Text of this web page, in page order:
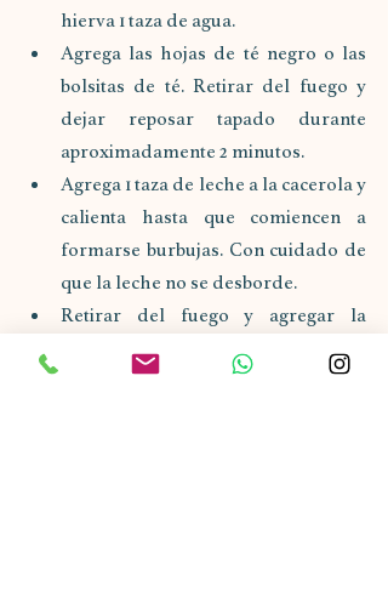
hierva 1 taza de agua.
Agrega las hojas de té negro o las
bolsitas de té. Retirar del fuego y
dejar reposar tapado durante
aproximadamente 2 minutos.
Agrega 1 taza de leche a la cacerola y
calienta hasta que comiencen a
formarse burbujas. Con cuidado de
que la leche no se desborde.
Retirar del fuego y agregar la
mezcla de hierbas Luna Nueva. Deje
reposar tapado durante 2 minutos.